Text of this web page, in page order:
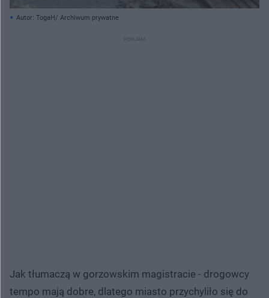
Autor: TogaH/ Archiwum prywatne
Jak tłumaczą w gorzowskim magistracie - drogowcy
tempo mają dobre, dlatego miasto przychyliło się do